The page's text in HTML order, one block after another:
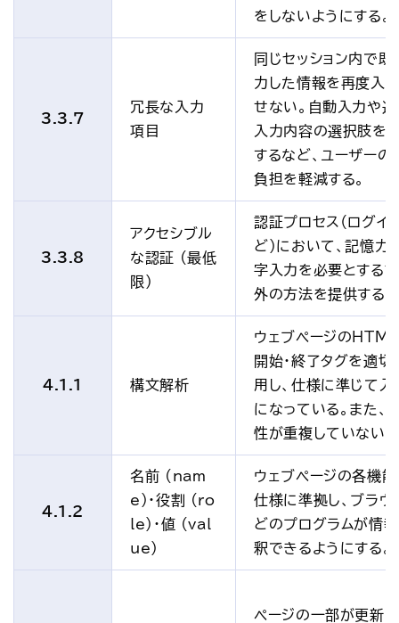
をしないようにする。
3.3.7
冗長な入力
項目
同じセッション内で既
力した情報を再度入
せない。自動入力や
入力内容の選択肢を
するなど、ユーザーの
負担を軽減する。
3.3.8
アクセシブル
な認証 (最低
限)
認証プロセス（ログイ
ど）において、記憶力
字入力を必要とする
外の方法を提供する。
4.1.1 構文解析
ウェブページのHTML
開始・終了タグを適切
用し、仕様に準じて入
になっている。また、
性が重複していない。
4.1.2
名前 (nam
e)・役割 (ro
le)・値 (val
ue)
ウェブページの各機能
仕様に準拠し、ブラウ
どのプログラムが情
釈できるようにする。
ページの一部が更新